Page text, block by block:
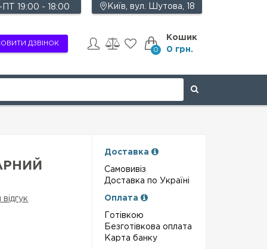
Київ, вул. Шутова, 18
ДЗВІНОК
ПТ 19:00 - 18:00
Кошик
0 0 грн.
Доставка
Самовивіз
Доставка по Україні
Оплата
Готівкою
Безготівкова оплата
Карта банку